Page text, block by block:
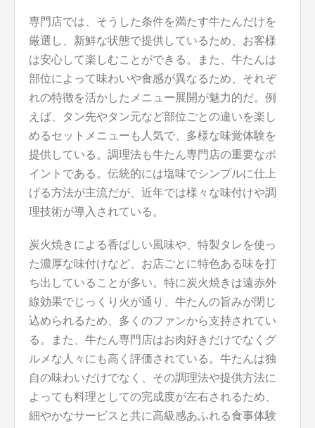
専門店では、そうした条件を満たす牛たんだけを
厳選し、新鮮な状態で提供しているため、お客様
は安心して楽しむことができる。また、牛たんは
部位によって味わいや食感が異なるため、それぞ
れの特徴を活かしたメニュー展開が魅力的だ。例
えば、タン先やタン元など部位ごとの違いを楽し
めるセットメニューも人気で、多様な味覚体験を
提供している。調理法も牛たん専門店の重要なポ
イントである。伝統的には塩味でシンプルに仕上
げる方法が主流だが、近年では様々な味付けや調
理技術が導入されている。
炭火焼きによる香ばしい風味や、特製タレを使っ
た濃厚な味付けなど、お店ごとに特色ある味を打
ち出していることが多い。特に炭火焼きは遠赤外
線効果でじっくり火が通り、牛たんの旨みが閉じ
込められるため、多くのファンから支持されてい
る。また、牛たん専門店はお肉好きだけでなくグ
ルメな人々にも高く評価されている。牛たんは独
自の味わいだけでなく、その調理法や提供方法に
よっても料理としての完成度が左右されるため、
細やかなサービスと共に高級感あふれる食事体験